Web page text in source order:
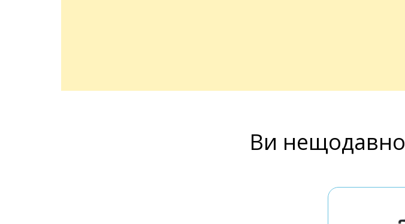
Ви нещодавно